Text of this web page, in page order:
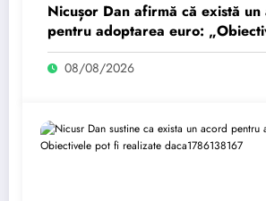
Nicușor Dan afirmă că există un
pentru adoptarea euro:
fi realizate dacă…
08/08/2026